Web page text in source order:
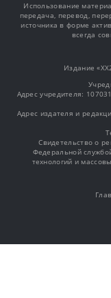
Использование
передача, перевод,
источника в форме
всегда
Издание
Адрес учредителя:
Адрес издателя и
Свидетельство о
Федеральной
технологий и